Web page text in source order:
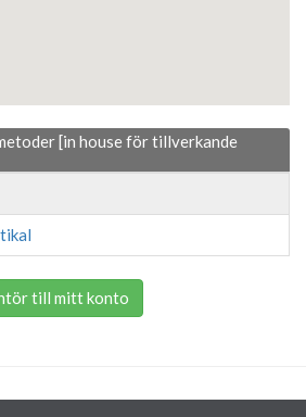
[in house för tillverkande
till mitt konto